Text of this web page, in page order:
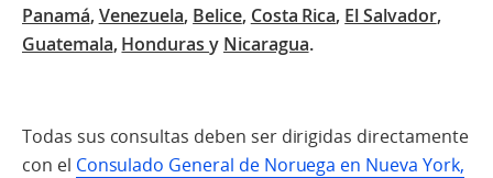
Panamá, Venezuela, Belice, Costa Rica, El Salvador,
Guatemala, Hondurasy Nicaragua.
Todas sus consultas deben ser dirigidas directamente
con el Consulado General de Noruega en Nueva York,